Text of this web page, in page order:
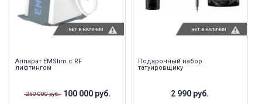
Аппарат EMSlim c RF
лифтингом
250 000 руб. 100 000 руб.
НЕТ В НАЛИЧИИ
Подарочный набор
татуировщику
2 990 руб.
НЕТ В НАЛИЧИИ